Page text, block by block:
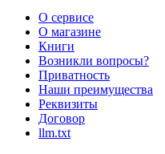
О сервисе
О магазине
Книги
Возникли вопросы?
Приватность
Наши преимущества
Реквизиты
Договор
llm.txt